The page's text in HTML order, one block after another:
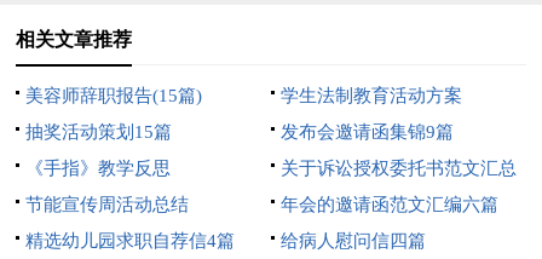
相关文章推荐
美容师辞职报告(15篇)
学生法制教育活动方案
抽奖活动策划15篇
发布会邀请函集锦9篇
《手指》教学反思
关于诉讼授权委托书范文汇总
六篇
节能宣传周活动总结
年会的邀请函范文汇编六篇
精选幼儿园求职自荐信4篇
给病人慰问信四篇